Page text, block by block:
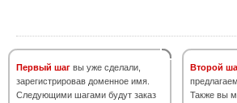
Первый шаг вы уже сделали,
зарегистрировав доменное имя.
Следующими шагами будут заказ
Второй
Также вы